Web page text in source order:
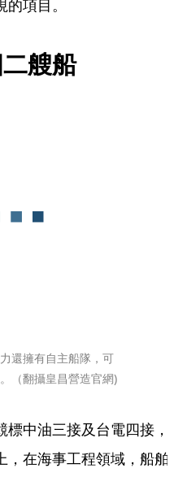
項目。
艘船
還擁有自主船隊，可
（翻攝皇昌營造官網)
標中油三接及台電四接，
，在海事工程領域，船舶